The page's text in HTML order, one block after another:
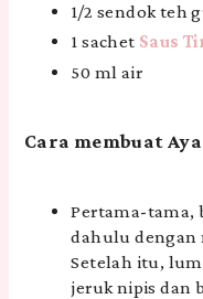
1/2 sendok teh
1 sachet Saus
50 ml air
Cara membuat
Pertama-tama,
dahulu dengan
Setelah itu,
jeruk nipis dan